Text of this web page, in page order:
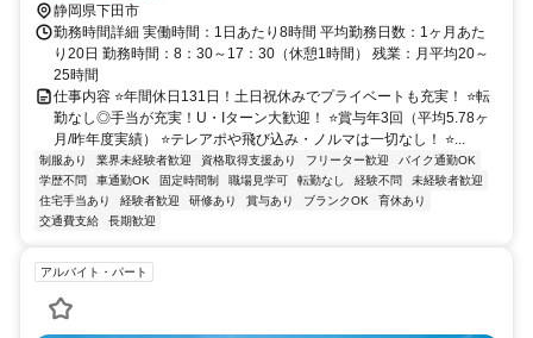
静岡県下田市
勤務時間詳細 実働時間：1日あたり8時間 平均勤務日数：1ヶ月あた
り20日 勤務時間：8：30～17：30（休憩1時間） 残業：月平均20～
25時間
仕事内容 ⭐年間休日131日！土日祝休みでプライベートも充実！ ⭐転
勤なし◎手当が充実！U・Iターン大歓迎！ ⭐賞与年3回（平均5.78ヶ
月/昨年度実績） ⭐テレアポや飛び込み・ノルマは一切なし！ ⭐...
制服あり 業界未経験者歓迎 資格取得支援あり フリーター歓迎
バイク通勤OK
学歴不問
車通勤OK 固定時間制 職場見学可 転勤なし 経験不問
未経験者歓迎
住宅手当あり
経験者歓迎 研修あり 賞与あり ブランクOK
育休あり
交通費支給
長期歓迎
アルバイト・パート